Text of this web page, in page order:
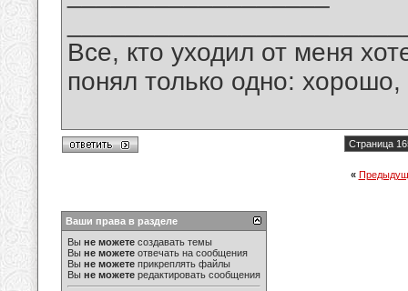
Все, кто уходил от меня
понял только одно:
Страница
«
Ваши права в разделе
Вы не можете создавать темы
Вы не можете отвечать на сообщения
Вы не можете прикреплять файлы
Вы не можете редактировать сообщения